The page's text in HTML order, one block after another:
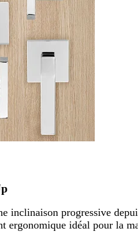
inclinaison progressive
ergonomique idéal pour la